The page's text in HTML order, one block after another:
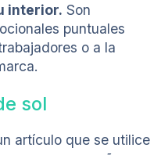
interior. Son
puntuales
o a la
sol
artículo que se utilice